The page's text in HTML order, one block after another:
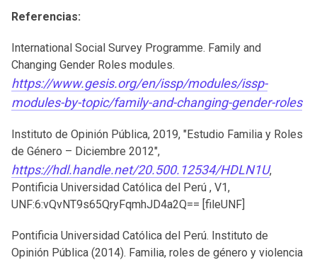
Referencias:
International Social Survey Programme. Family and
Changing Gender Roles modules.
https://www.gesis.org/en/issp/modules/issp-
modules-by-topic/family-and-changing-gender-roles
Instituto de Opinión Pública, 2019, "Estudio Familia y Roles
de Género – Diciembre 2012",
https://hdl.handle.net/20.500.12534/HDLN1U,
Pontificia Universidad Católica del Perú , V1,
UNF:6:vQvNT9s65QryFqmhJD4a2Q== [fileUNF]
Pontificia Universidad Católica del Perú. Instituto de
Opinión Pública (2014). Familia, roles de género y violencia